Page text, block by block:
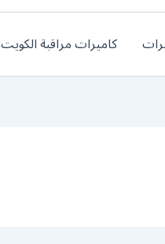
كاميرات مراقبة الكويت